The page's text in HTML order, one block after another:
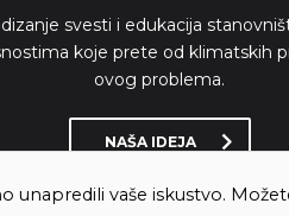
svesti i edukacija
koje prete od klimatskih
ovog problema.
NAŠA IDEJA
unapredili vaše iskustvo.